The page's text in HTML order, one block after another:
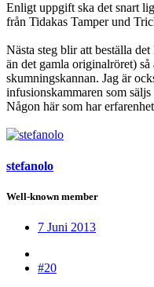
Enligt uppgift ska det snart
från Tidakas Tamper und
Nästa steg blir att beställa
än det gamla originalröret)
skumningskannan. Jag är
infusionskammaren som
Någon här som har
stefanolo
Well-known member
7 Juni 2013
#20